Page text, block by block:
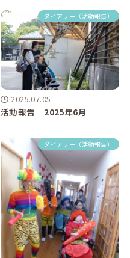
ダイアリー（活動報告）
2025.07.05
活動報告 2025年6月
ダイアリー（活動報告）